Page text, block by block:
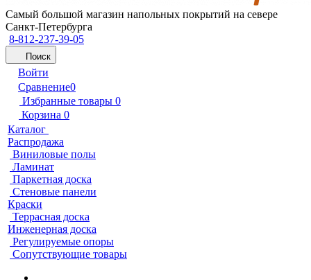
Самый большой магазин напольных покрытий на севере
Санкт-Петербурга
8-812-237-39-05
Поиск
Войти
Сравнение0
Избранные товары 0
Корзина 0
Каталог
Распродажа
Виниловые полы
Ламинат
Паркетная доска
Стеновые панели
Краски
Террасная доска
Инженерная доска
Регулируемые опоры
Сопутствующие товары